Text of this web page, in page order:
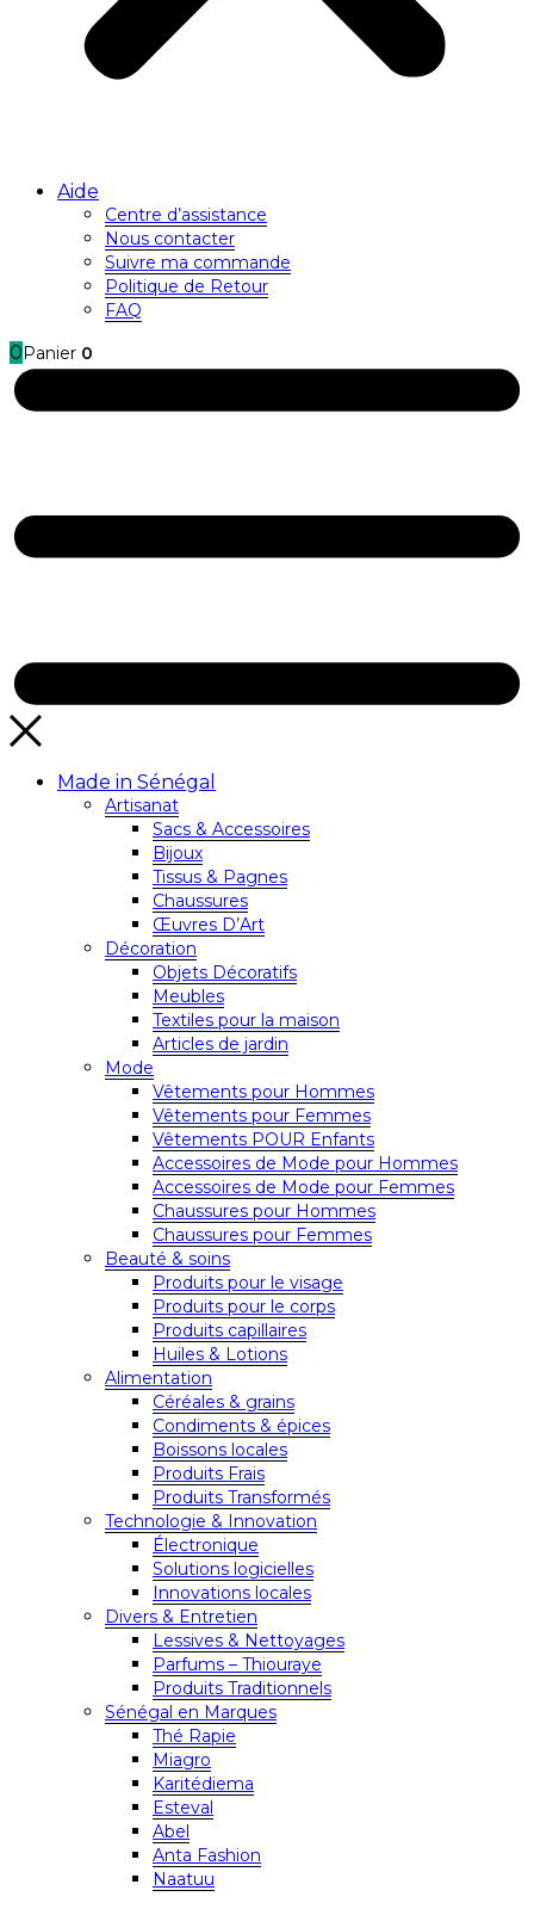
Aide
Centre d’assistance
Nous contacter
Suivre ma commande
Politique de Retour
FAQ
0 Panier 0
Made in Sénégal
Artisanat
Sacs & Accessoires
Bijoux
Tissus & Pagnes
Chaussures
Œuvres D’Art
Décoration
Objets Décoratifs
Meubles
Textiles pour la maison
Articles de jardin
Mode
Vêtements pour Hommes
Vêtements pour Femmes
Vêtements POUR Enfants
Accessoires de Mode pour Hommes
Accessoires de Mode pour Femmes
Chaussures pour Hommes
Chaussures pour Femmes
Beauté & soins
Produits pour le visage
Produits pour le corps
Produits capillaires
Huiles & Lotions
Alimentation
Céréales & grains
Condiments & épices
Boissons locales
Produits Frais
Produits Transformés
Technologie & Innovation
Électronique
Solutions logicielles
Innovations locales
Divers & Entretien
Lessives & Nettoyages
Parfums – Thiouraye
Produits Traditionnels
Sénégal en Marques
Thé Rapie
Miagro
Karitédiema
Esteval
Abel
Anta Fashion
Naatuu